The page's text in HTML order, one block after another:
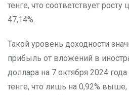
тенге, что соответствует
47,14%.
Такой уровень доходности
прибыль от вложений в
доллара на 7 октября 2024
тенге, что лишь на 0,92%